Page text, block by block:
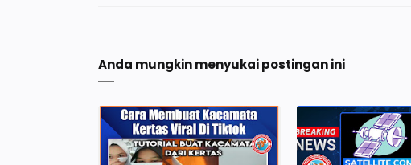
Anda mungkin menyukai postingan ini